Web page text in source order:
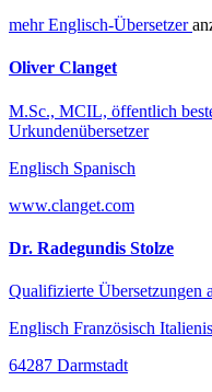
mehrEnglisch-Übersetzer
Oliver Clanget
M.Sc., MCIL, öffentlich
Urkundenübersetzer
Englisch Spanisch
www.clanget.com
Dr. Radegundis Stolze
Qualifizierte Übersetzungen
Englisch Französisch
64287 Darmstadt